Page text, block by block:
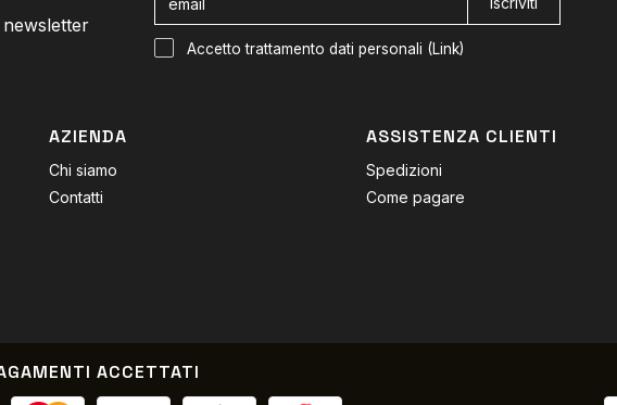
Accetto trattamento dati personali (Link)
AZIENDA
Chi siamo
Contatti
ASSISTENZA CLIENTI
Spedizioni
Come pagare
ACCETTATI